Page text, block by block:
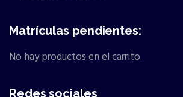
Matrículas pendientes:
No hay productos en el carrito.
Redes sociales